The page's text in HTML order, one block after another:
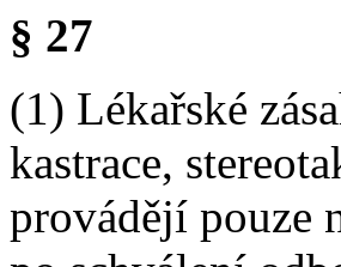
§ 27
(1) Lékařské
kastrace,
provádějí pouze